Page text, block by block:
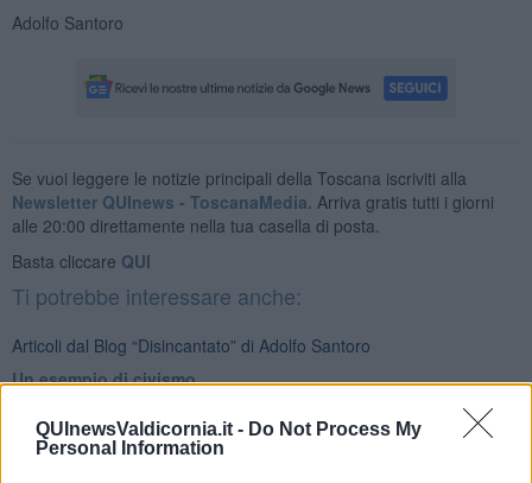
QUInewsValdicornia.it - Do Not Process My
Personal Information
Adolfo Santoro
Se vuoi leggere le notizie principali della Toscana iscriviti alla
Newsletter QUInews - ToscanaMedia. Arriva gratis tutti i giorni
alle 20:00 direttamente nella tua casella di posta.
Basta cliccare QUI
Ti potrebbe interessare anche:
Articoli dal Blog “Disincantato” di Adolfo Santoro
​Un esempio di civismo
​Il ripristino della natura secondo la legge e l’impegno dei
Cittadini